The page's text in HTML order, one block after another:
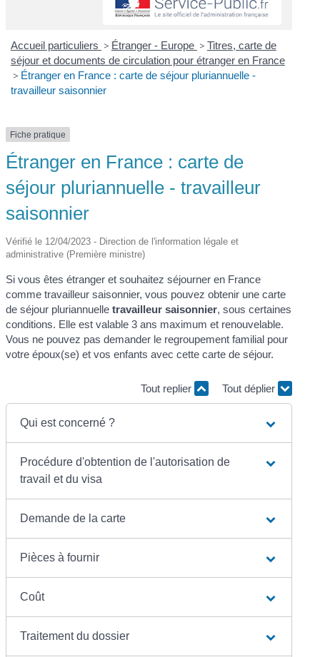
Accueil particuliers > Étranger - Europe > Titres, carte de
séjour et documents de circulation pour étranger en France
> Étranger en France : carte de séjour pluriannuelle -
travailleur saisonnier
Fiche pratique
Étranger en France : carte de
séjour pluriannuelle - travailleur
saisonnier
Vérifié le 12/04/2023 - Direction de l'information légale et
administrative (Première ministre)
Si vous êtes étranger et souhaitez séjourner en France
comme travailleur saisonnier, vous pouvez obtenir une carte
de séjour pluriannuelletravailleur saisonnier, sous certaines
conditions. Elle est valable 3 ans maximum et renouvelable.
Vous ne pouvez pas demander le regroupement familial pour
votre époux(se) et vos enfants avec cette carte de séjour.
Tout replier Tout déplier
Qui est concerné ?
Procédure d'obtention de l'autorisation de
travail et du visa
Demande de la carte
Pièces à fournir
Coût
Traitement du dossier